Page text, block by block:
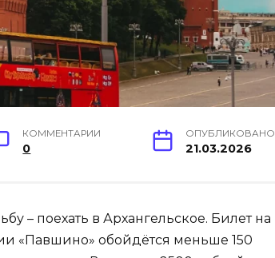
КОММЕНТАРИИ
0
ОПУБЛИКОВАНО
21.03.2026
– поехать в Архангельское. Билет на
«Павшино» обойдётся меньше 150